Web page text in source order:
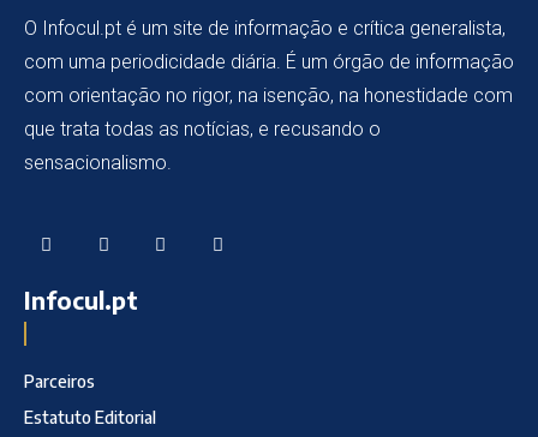
O Infocul.pt é um site de informação e crítica generalista,
com uma periodicidade diária. É um órgão de informação
com orientação no rigor, na isenção, na honestidade com
que trata todas as notícias, e recusando o
sensacionalismo.
Infocul.pt
Parceiros
Estatuto Editorial